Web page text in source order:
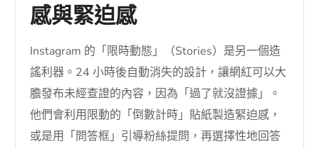
感與緊迫感
Instagram 的「限時動態」（Stories）是另一個造
謠利器。24 小時後自動消失的設計，讓網紅可以大
膽發布未經查證的內容，因為「過了就沒證據」。
他們會利用限動的「倒數計時」貼紙製造緊迫感，
或是用「問答框」引導粉絲提問，再選擇性地回答